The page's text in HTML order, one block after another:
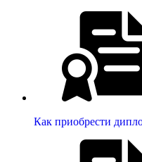
Как приобрести